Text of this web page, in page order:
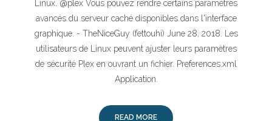
Linux. @plex Vous pouvez rendre certains paramètres
avancés du serveur caché disponibles dans l'interface
graphique. - TheNiceGuy (fettouhi) June 28, 2018. Les
utilisateurs de Linux peuvent ajuster leurs paramètres
de sécurité Plex en ouvrant un fichier. Preferences.xml
Application.
READ MORE